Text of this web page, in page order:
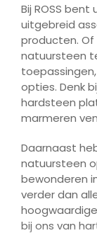
Bij ROSS
uitgebreid
producten.
natuursteen
opties. Denk
hardsteen
marmeren
Daarnaast
natuursteen
bewonderen
verder dan
bij ons van